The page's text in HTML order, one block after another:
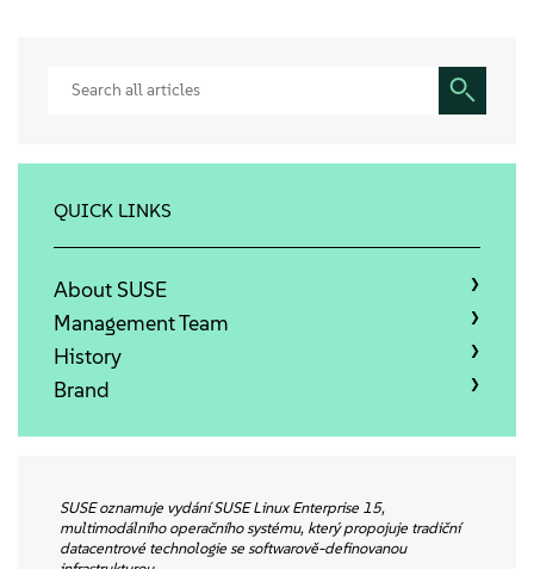
Kontakt
Downloads
SUSE oznamuje vydání SUSE Linux Enterprise 15,
multimodálního operačního systému, který propojuje tradiční
datacentrové technologie se softwarově-definovanou
QUICK LINKS
About SUSE
Management Team
History
Brand